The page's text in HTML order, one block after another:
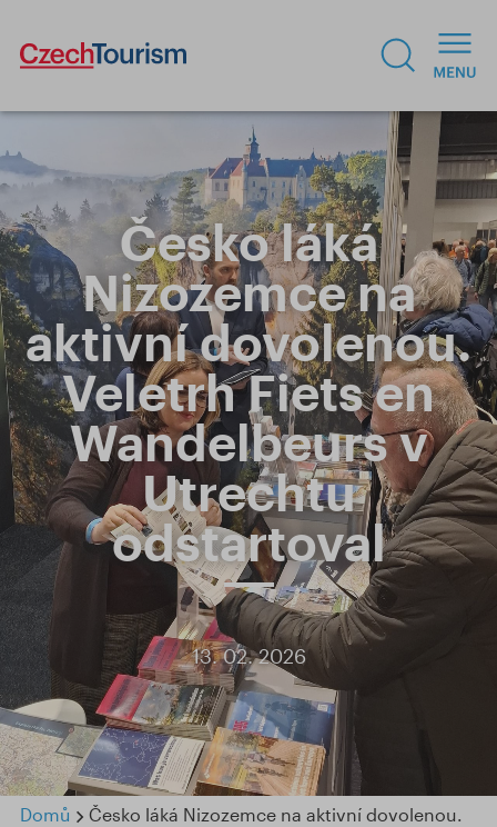
Česko láká
Nizozemce na
aktivní dovolenou.
Veletrh Fiets en
Wandelbeurs v
Utrechtu
odstartoval
13. 02. 2026
Domů
Česko láká Nizozemce na aktivní dovolenou.